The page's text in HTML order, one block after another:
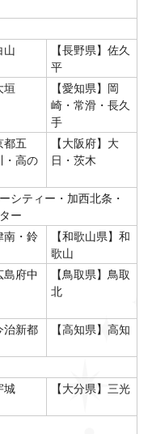
山
【長野県】佐久
平
垣
【愛知県】岡
崎・常滑・長久
手
都五
・高の
【大阪府】大
日・茨木
シティー・加西北条・
ー
南・鈴
【和歌山県】和
歌山
島府中
【鳥取県】鳥取
北
治新都
【高知県】高知
城 【大分県】三光